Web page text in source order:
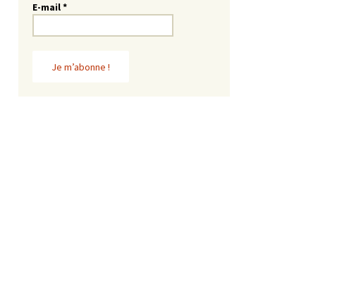
E-mail*